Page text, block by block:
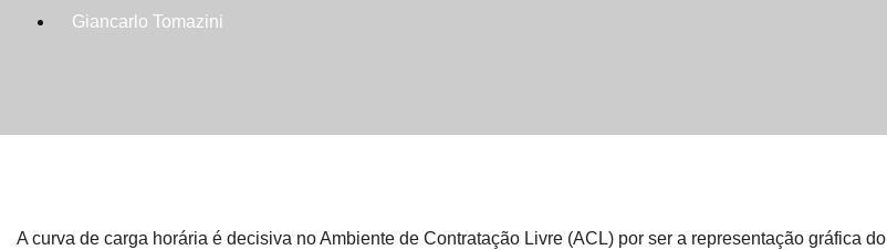
Giancarlo Tomazini
A curva de carga horária é decisiva no Ambiente de Contratação Livre (ACL) por ser a representação gráfica do